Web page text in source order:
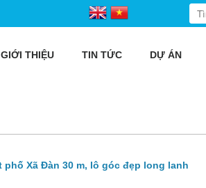
GIỚI THIỆU TIN TỨC DỰ ÁN
phố Xã Đàn 30 m, lô góc đẹp long lanh